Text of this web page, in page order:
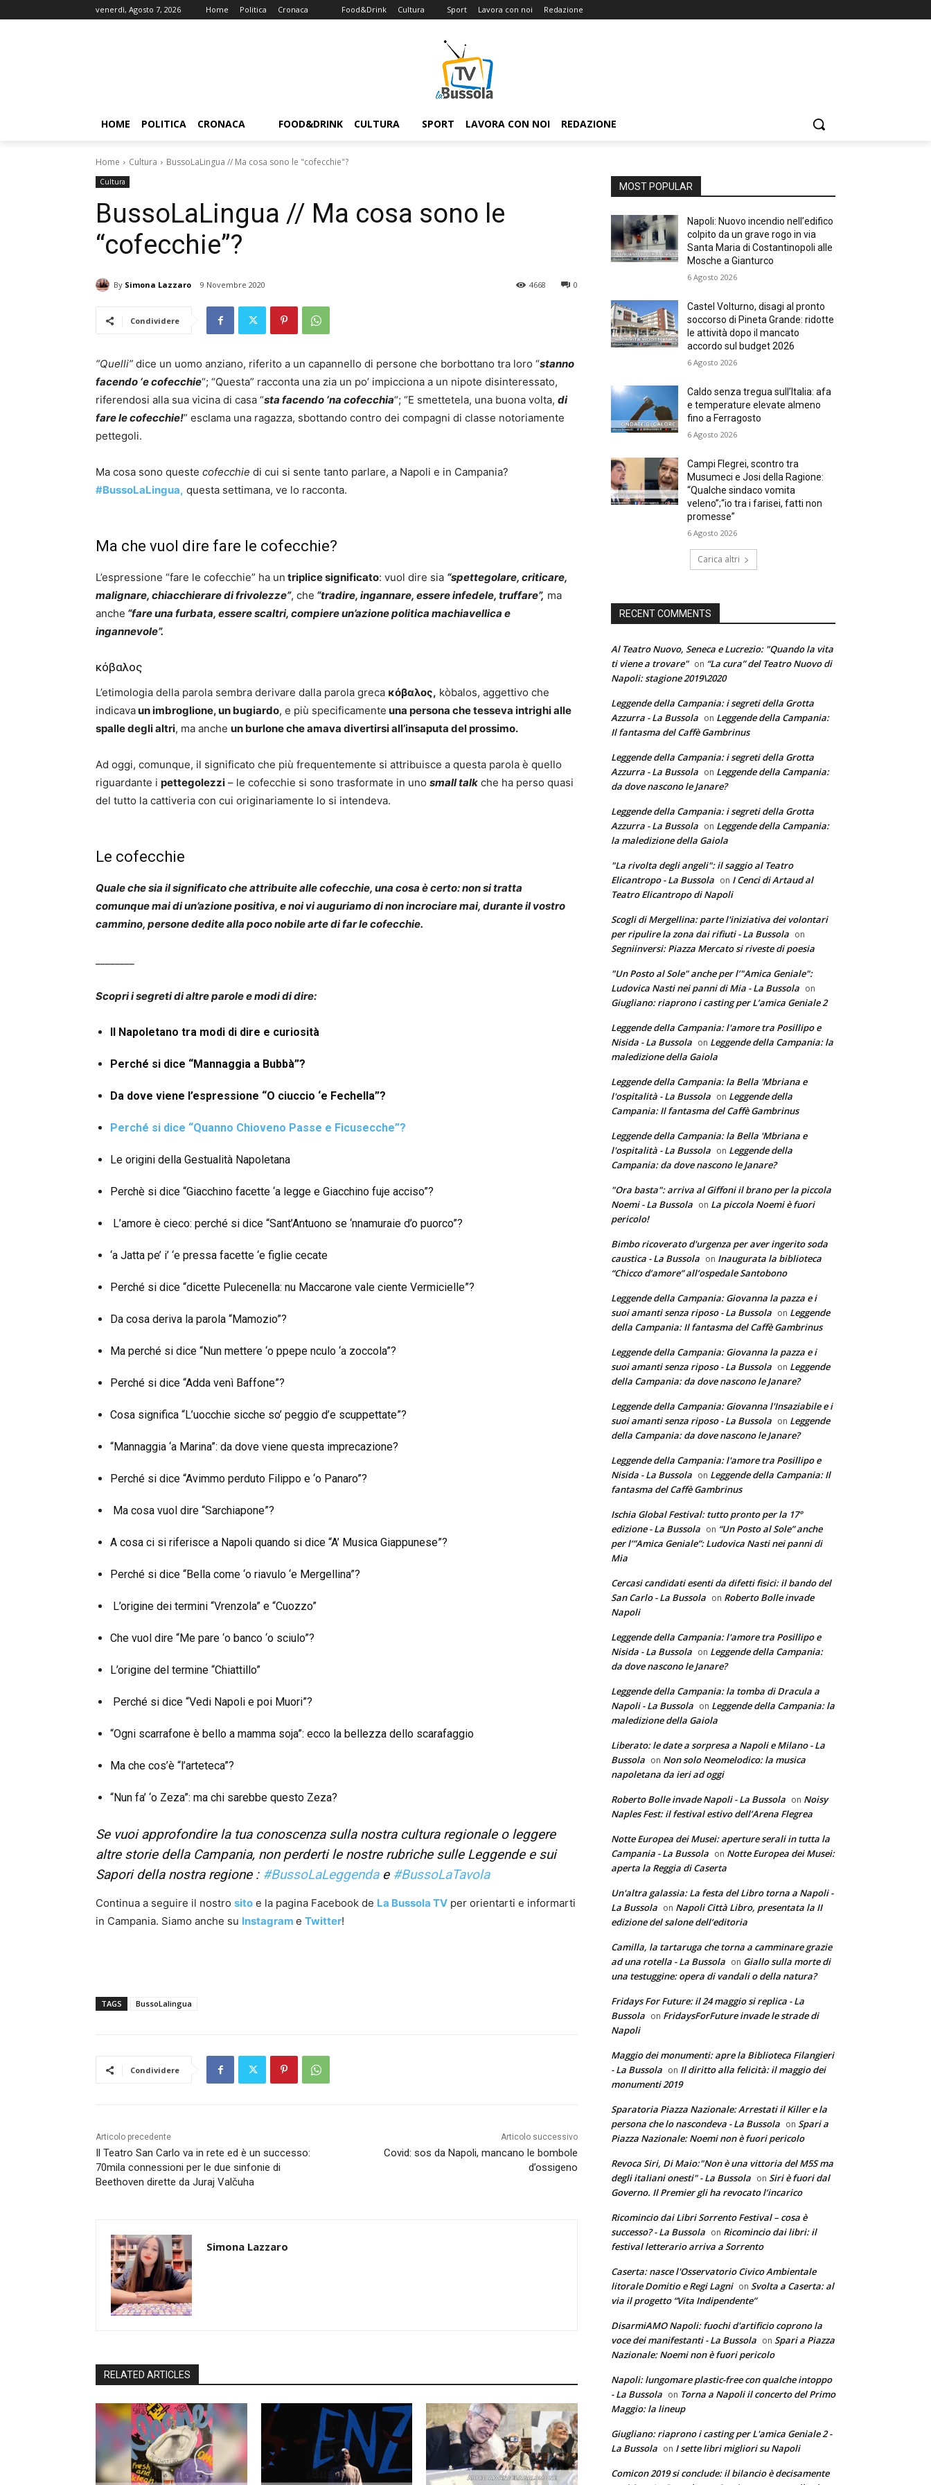
venerdì, Agosto 7, 2026 Home Politica Cronaca Food&Drink Cultura Sport Lavora con noi Redazione
HOME POLITICA CRONACA FOOD&DRINK CULTURA SPORT LAVORA CON NOI REDAZIONE
Home Cultura BussoLaLingua // Ma cosa sono le "cofecchie"?
Cultura
BussoLaLingua // Ma cosa sono le
“cofecchie”?
By Simona Lazzaro 9 Novembre 2020 0
4668
Condividere
“Quelli” dice un uomo anziano, riferito a un capannello di persone che borbottano tra loro “stanno
facendo ‘e cofecchie“; “Questa” racconta una zia un po’ impicciona a un nipote disinteressato,
riferendosi alla sua vicina di casa “sta facendo ‘na cofecchia“; “E smettetela, una buona volta, di
fare le cofecchie!” esclama una ragazza, sbottando contro dei compagni di classe notoriamente
pettegoli.
Ma cosa sono queste cofecchie di cui si sente tanto parlare, a Napoli e in Campania?
#BussoLaLingua, questa settimana, ve lo racconta.
Ma che vuol dire fare le cofecchie?
L’espressione “fare le cofecchie” ha un triplice significato: vuol dire sia “spettegolare, criticare,
malignare, chiacchierare di frivolezze”, che “tradire, ingannare, essere infedele, truffare”, ma
anche “fare una furbata, essere scaltri, compiere un’azione politica machiavellica e
ingannevole”.
κόβαλος
L’etimologia della parola sembra derivare dalla parola greca κόβαλος, kòbalos, aggettivo che
indicavaun imbroglione, un bugiardo, e più specificamente una persona che tesseva intrighi alle
spalle degli altri, ma anche un burlone che amava divertirsi all’insaputa del prossimo.
Ad oggi, comunque, il significato che più frequentemente si attribuisce a questa parola è quello
riguardante i pettegolezzi – le cofecchie si sono trasformate in uno small talk che ha perso quasi
del tutto la cattiveria con cui originariamente lo si intendeva.
Le cofecchie
Quale che sia il significato che attribuite alle cofecchie, una cosa è certo: non si tratta
comunque mai di un’azione positiva, e noi vi auguriamo di non incrociare mai, durante il vostro
cammino, persone dedite alla poco nobile arte di far le cofecchie.
Scopri i segreti di altre parole e modi di dire:
Il Napoletano tra modi di dire e curiosità
Perché si dice “Mannaggia a Bubbà”?
Da dove viene l’espressione “O ciuccio ‘e Fechella”?
Perché si dice “Quanno Chioveno Passe e Ficusecche”?
Le origini della Gestualità Napoletana
Perchè si dice “Giacchino facette ‘a legge e Giacchino fuje acciso”?
L’amore è cieco: perché si dice “Sant’Antuono se ‘nnamuraie d’o puorco”?
‘a Jatta pe’ i’ ‘e pressa facette ‘e figlie cecate
Perché si dice “dicette Pulecenella: nu Maccarone vale ciente Vermicielle”?
Da cosa deriva la parola “Mamozio”?
Ma perché si dice “Nun mettere ‘o ppepe nculo ‘a zoccola”?
Perché si dice “Adda venì Baffone”?
Cosa significa “L’uocchie sicche so’ peggio d’e scuppettate”?
“Mannaggia ‘a Marina”: da dove viene questa imprecazione?
Perché si dice “Avimmo perduto Filippo e ‘o Panaro”?
Ma cosa vuol dire “Sarchiapone”?
A cosa ci si riferisce a Napoli quando si dice “A’ Musica Giappunese”?
Perché si dice “Bella come ‘o riavulo ‘e Mergellina”?
L’origine dei termini “Vrenzola” e “Cuozzo”
Che vuol dire “Me pare ‘o banco ‘o sciulo”?
L’origine del termine “Chiattillo”
Perché si dice “Vedi Napoli e poi Muori”?
“Ogni scarrafone è bello a mamma soja”: ecco la bellezza dello scarafaggio
Ma che cos’è “l’arteteca”?
“Nun fa’ ‘o Zeza”: ma chi sarebbe questo Zeza?
Se vuoi approfondire la tua conoscenza sulla nostra cultura regionale o leggere
altre storie della Campania, non perderti le nostre rubriche sulle Leggende e sui
Sapori della nostra regione : #BussoLaLeggendae #BussoLaTavola
Continua a seguire il nostro sito e la pagina Facebook de La Bussola TV per orientarti e informarti
in Campania. Siamo anche su Instagram e Twitter!
TAGS BussoLalingua
Condividere
Articolo precedente
Il Teatro San Carlo va in rete ed è un successo:
70mila connessioni per le due sinfonie di
Beethoven dirette da Juraj Valčuha
Articolo successivo
Covid: sos da Napoli, mancano le bombole
d’ossigeno
Simona Lazzaro
RELATED ARTICLES
MOST POPULAR
Napoli: Nuovo incendio nell’edifico
colpito da un grave rogo in via
Santa Maria di Costantinopoli alle
Mosche a Gianturco
6 Agosto 2026
Castel Volturno, disagi al pronto
soccorso di Pineta Grande: ridotte
le attività dopo il mancato
accordo sul budget 2026
6 Agosto 2026
Caldo senza tregua sull’Italia: afa
e temperature elevate almeno
fino a Ferragosto
6 Agosto 2026
Campi Flegrei, scontro tra
Musumeci e Josi della Ragione:
“Qualche sindaco vomita
veleno”;“io tra i farisei, fatti non
promesse”
6 Agosto 2026
Carica altri
RECENT COMMENTS
Al Teatro Nuovo, Seneca e Lucrezio: "Quando la vita
ti viene a trovare" on “La cura” del Teatro Nuovo di
Napoli: stagione 2019\2020
Leggende della Campania: i segreti della Grotta
Azzurra - La Bussola on Leggende della Campania:
Il fantasma del Caffè Gambrinus
Leggende della Campania: i segreti della Grotta
Azzurra - La Bussola on Leggende della Campania:
da dove nascono le Janare?
Leggende della Campania: i segreti della Grotta
Azzurra - La Bussola on Leggende della Campania:
la maledizione della Gaiola
"La rivolta degli angeli": il saggio al Teatro
Elicantropo - La Bussola on I Cenci di Artaud al
Teatro Elicantropo di Napoli
Scogli di Mergellina: parte l'iniziativa dei volontari
per ripulire la zona dai rifiuti - La Bussola on
Segniinversi: Piazza Mercato si riveste di poesia
"Un Posto al Sole" anche per l’"Amica Geniale":
Ludovica Nasti nei panni di Mia - La Bussola on
Giugliano: riaprono i casting per L’amica Geniale 2
Leggende della Campania: l'amore tra Posillipo e
Nisida - La Bussola on Leggende della Campania: la
maledizione della Gaiola
Leggende della Campania: la Bella 'Mbriana e
l'ospitalità - La Bussola on Leggende della
Campania: Il fantasma del Caffè Gambrinus
Leggende della Campania: la Bella 'Mbriana e
l'ospitalità - La Bussola on Leggende della
Campania: da dove nascono le Janare?
"Ora basta": arriva al Giffoni il brano per la piccola
Noemi - La Bussola on La piccola Noemi è fuori
pericolo!
Bimbo ricoverato d'urgenza per aver ingerito soda
caustica - La Bussola on Inaugurata la biblioteca
“Chicco d’amore” all’ospedale Santobono
Leggende della Campania: Giovanna la pazza e i
suoi amanti senza riposo - La Bussola on Leggende
della Campania: Il fantasma del Caffè Gambrinus
Leggende della Campania: Giovanna la pazza e i
suoi amanti senza riposo - La Bussola on Leggende
della Campania: da dove nascono le Janare?
Leggende della Campania: Giovanna l'Insaziabile e i
suoi amanti senza riposo - La Bussola on Leggende
della Campania: da dove nascono le Janare?
Leggende della Campania: l'amore tra Posillipo e
Nisida - La Bussola on Leggende della Campania: Il
fantasma del Caffè Gambrinus
Ischia Global Festival: tutto pronto per la 17°
edizione - La Bussola on “Un Posto al Sole” anche
per l’”Amica Geniale”: Ludovica Nasti nei panni di
Mia
Cercasi candidati esenti da difetti fisici: il bando del
San Carlo - La Bussola on Roberto Bolle invade
Napoli
Leggende della Campania: l'amore tra Posillipo e
Nisida - La Bussola on Leggende della Campania:
da dove nascono le Janare?
Leggende della Campania: la tomba di Dracula a
Napoli - La Bussola on Leggende della Campania: la
maledizione della Gaiola
Liberato: le date a sorpresa a Napoli e Milano - La
Bussola on Non solo Neomelodico: la musica
napoletana da ieri ad oggi
Roberto Bolle invade Napoli - La Bussola on Noisy
Naples Fest: il festival estivo dell’Arena Flegrea
Notte Europea dei Musei: aperture serali in tutta la
Campania - La Bussola on Notte Europea dei Musei:
aperta la Reggia di Caserta
Un'altra galassia: La festa del Libro torna a Napoli -
La Bussola on Napoli Città Libro, presentata la II
edizione del salone dell’editoria
Camilla, la tartaruga che torna a camminare grazie
ad una rotella - La Bussola on Giallo sulla morte di
una testuggine: opera di vandali o della natura?
Fridays For Future: il 24 maggio si replica - La
Bussola on FridaysForFuture invade le strade di
Napoli
Maggio dei monumenti: apre la Biblioteca Filangieri
- La Bussola on Il diritto alla felicità: il maggio dei
monumenti 2019
Sparatoria Piazza Nazionale: Arrestati il Killer e la
persona che lo nascondeva - La Bussola on Spari a
Piazza Nazionale: Noemi non è fuori pericolo
Revoca Siri, Di Maio:"Non è una vittoria del M5S ma
degli italiani onesti" - La Bussola on Siri è fuori dal
Governo. Il Premier gli ha revocato l’incarico
Ricomincio dai Libri Sorrento Festival – cosa è
successo? - La Bussola on Ricomincio dai libri: il
festival letterario arriva a Sorrento
Caserta: nasce l'Osservatorio Civico Ambientale
litorale Domitio e Regi Lagni on Svolta a Caserta: al
via il progetto “Vita Indipendente”
DisarmiAMO Napoli: fuochi d'artificio coprono la
voce dei manifestanti - La Bussola on Spari a Piazza
Nazionale: Noemi non è fuori pericolo
Napoli: lungomare plastic-free con qualche intoppo
- La Bussola on Torna a Napoli il concerto del Primo
Maggio: la lineup
Giugliano: riaprono i casting per L'amica Geniale 2 -
La Bussola on I sette libri migliori su Napoli
Comicon 2019 si conclude: il bilancio è decisamente